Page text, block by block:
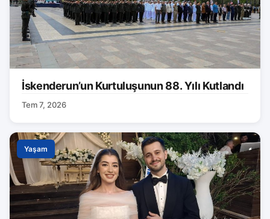
İskenderun’un Kurtuluşunun 88. Yılı Kutlandı
Tem 7, 2026
Yaşam